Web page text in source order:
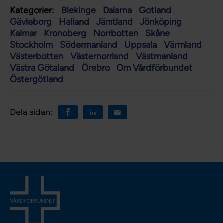
Kategorier:
Blekinge Dalarna
Gotland
Gävleborg
Halland Jämtland
Jönköping
Kalmar
Kronoberg Norrbotten
Skåne
Stockholm
Södermanland Uppsala
Värmland
Västerbotten
Västernorrland
Västmanland
Västra Götaland
Örebro
Om Vårdförbundet
Östergötland
Dela sidan: